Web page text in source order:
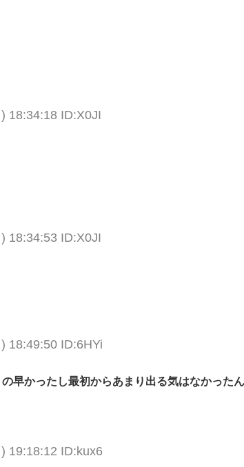
18:34:18 ID:X0JI
18:34:53 ID:X0JI
18:49:50 ID:6HYi
早かったし最初からあまり出る気はなかった
19:18:12 ID:kux6